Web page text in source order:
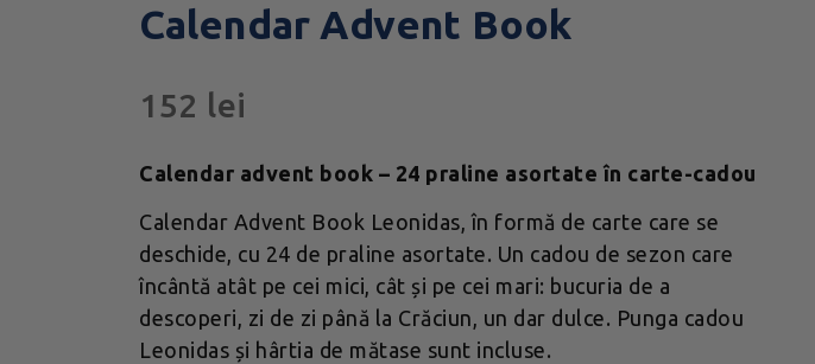
Calendar Advent Book
152 lei
Calendar advent book – 24 praline asortate în carte-cadou
Calendar Advent Book Leonidas, în formă de carte care se
deschide, cu 24 de praline asortate. Un cadou de sezon care
încântă atât pe cei mici, cât și pe cei mari: bucuria de a
descoperi, zi de zi până la Crăciun, un dar dulce. Punga cadou
Leonidas și hârtia de mătase sunt incluse.